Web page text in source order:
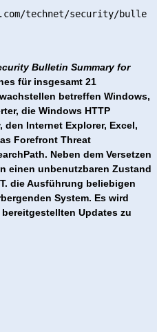
technet/security/bulle
Bulletin Summary for
für insgesamt 21
betreffen Windows,
die Windows HTTP
den Internet Explorer, Excel,
Forefront Threat
Neben dem Versetzen
einen unbenutzbaren Zustand
die Ausführung beliebigen
System. Es wird
Updates zu